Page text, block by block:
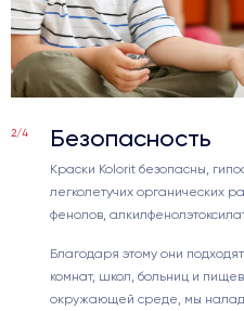
2/4 Безопасность
Краски Kolorit безопасны,
легколетучих органических
фенолов,
Благодаря этому они
комнат, школ, больниц и
окружающей среде, мы